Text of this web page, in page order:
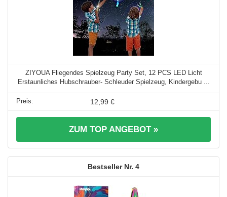
ZIYOUA Fliegendes Spielzeug Party Set, 12 PCS LED Licht
Erstaunliches Hubschrauber- Schleuder Spielzeug, Kindergebu ...
12,99 €
ZUM TOP ANGEBOT »
4